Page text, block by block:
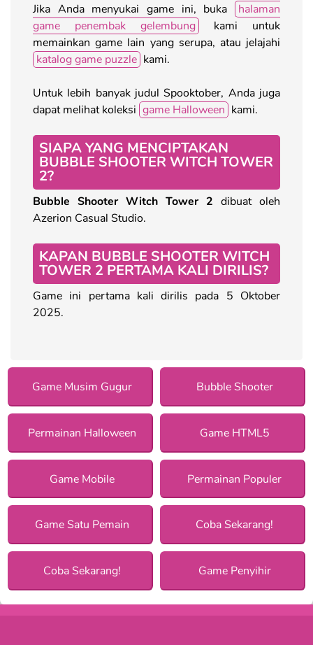
Jika Anda menyukai game ini, buka
halaman
game penembak gelembung
kami untuk
memainkan game lain yang serupa, atau jelajahi
katalog game puzzle kami.
Untuk lebih banyak judul Spooktober, Anda juga
dapat melihat koleksi game Halloween kami.
SIAPA YANG MENCIPTAKAN
BUBBLE SHOOTER WITCH TOWER
2?
Bubble Shooter Witch Tower 2 dibuat oleh
Azerion Casual Studio.
KAPAN BUBBLE SHOOTER WITCH
TOWER 2 PERTAMA KALI DIRILIS?
Game ini pertama kali dirilis pada 5 Oktober
2025.
Game Musim Gugur Bubble Shooter
Permainan Halloween Game HTML5
Game Mobile Permainan Populer
Game Satu Pemain Coba Sekarang!
Coba Sekarang! Game Penyihir